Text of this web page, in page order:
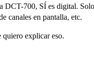
DCT-700, SÍ es digital.
canales en pantalla, etc.
explicar eso.